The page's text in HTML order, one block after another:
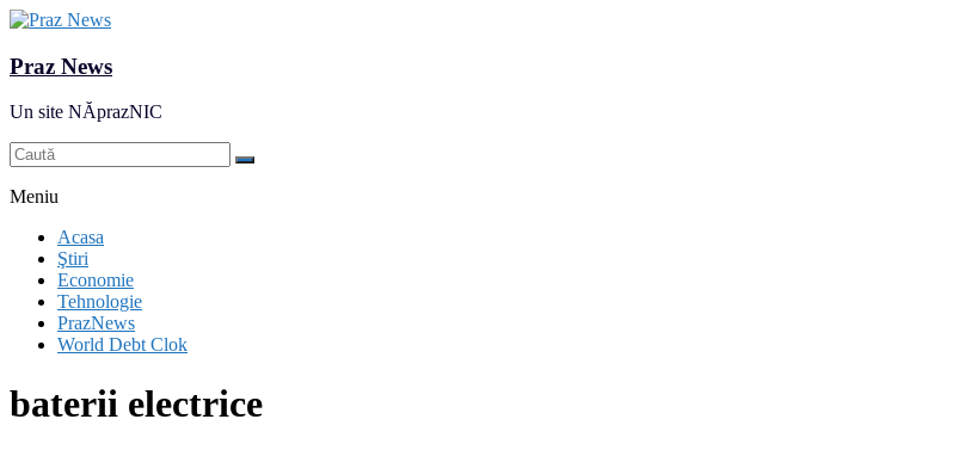
Praz News
Un site NĂprazNIC
Meniu
Acasa
Ştiri
Economie
Tehnologie
PrazNews
World Debt Clok
baterii electrice